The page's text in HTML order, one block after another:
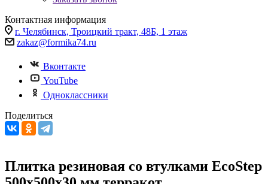
Контактная информация
г. Челябинск, Троицкий тракт, 48Б, 1 этаж
zakaz@formika74.ru
Вконтакте
YouTube
Одноклассники
Поделиться
Плитка резиновая со втулками EcoStep